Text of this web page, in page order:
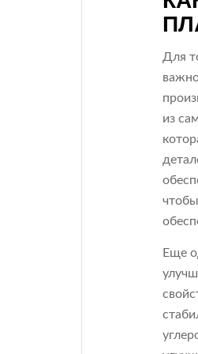
Для
из
Еще